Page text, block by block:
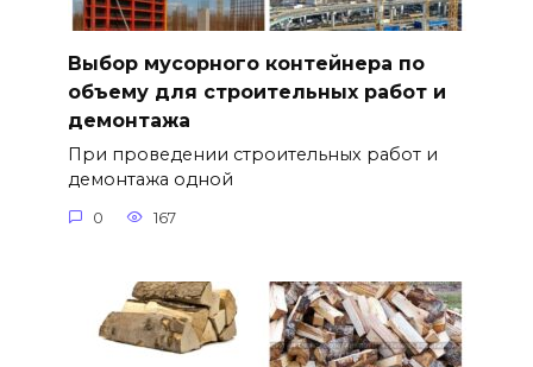
Выбор мусорного контейнера по
объему для строительных работ и
демонтажа
При проведении строительных работ и
демонтажа одной
0 167